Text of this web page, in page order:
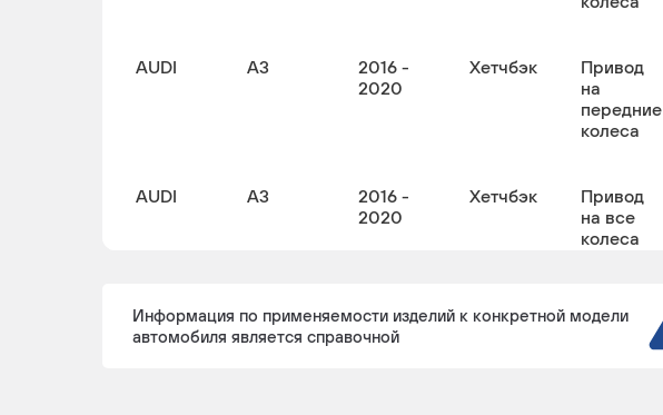
AUDI A3
2016 -
2020
Хетчбэк
Привод
на
передние
колеса
AUDI A3
2016 -
2020
Хетчбэк
Привод
на все
колеса
Информация по применяемости изделий к конкретной модели
автомобиля является справочной